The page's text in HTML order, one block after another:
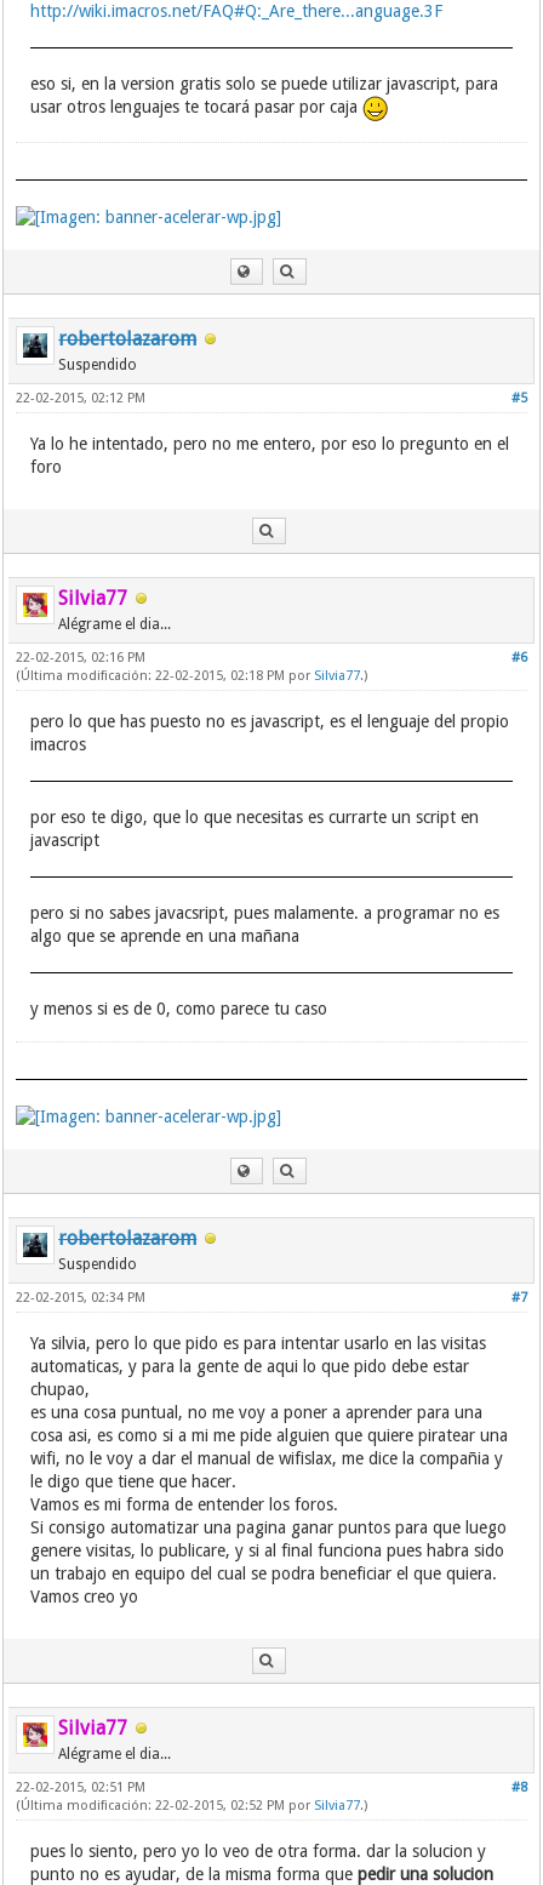
http://wiki.imacros.net/FAQ#Q:_Are_there...anguage.3F
eso si, en la version gratis solo se puede utilizar javascript, para
usar otros lenguajes te tocará pasar por caja
robertolazarom
Suspendido
#5
22-02-2015, 02:12 PM
Ya lo he intentado, pero no me entero, por eso lo pregunto en el
foro
Silvia77
Alégrame el dia...
#6
22-02-2015, 02:16 PM
(Última modificación: 22-02-2015, 02:18 PM por Silvia77.)
pero lo que has puesto no es javascript, es el lenguaje del propio
imacros
por eso te digo, que lo que necesitas es currarte un script en
javascript
pero si no sabes javacsript, pues malamente. a programar no es
algo que se aprende en una mañana
y menos si es de 0, como parece tu caso
robertolazarom
Suspendido
#7
22-02-2015, 02:34 PM
Ya silvia, pero lo que pido es para intentar usarlo en las visitas
automaticas, y para la gente de aqui lo que pido debe estar
chupao,
es una cosa puntual, no me voy a poner a aprender para una
cosa asi, es como si a mi me pide alguien que quiere piratear una
wifi, no le voy a dar el manual de wifislax, me dice la compañia y
le digo que tiene que hacer.
Vamos es mi forma de entender los foros.
Si consigo automatizar una pagina ganar puntos para que luego
genere visitas, lo publicare, y si al final funciona pues habra sido
un trabajo en equipo del cual se podra beneficiar el que quiera.
Vamos creo yo
Silvia77
Alégrame el dia...
#8
22-02-2015, 02:51 PM
(Última modificación: 22-02-2015, 02:52 PM por Silvia77.)
pues lo siento, pero yo lo veo de otra forma. dar la solucion y
punto no es ayudar, de la misma forma quepedir una solucion